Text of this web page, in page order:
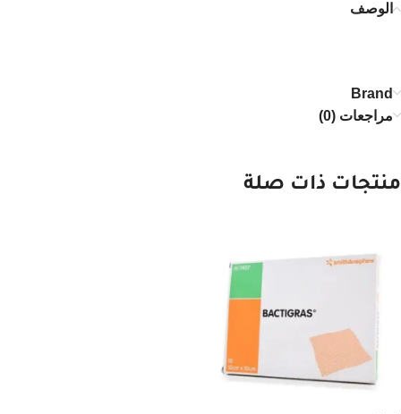
الوصف
Brand
مراجعات (0)
منتجات ذات صلة